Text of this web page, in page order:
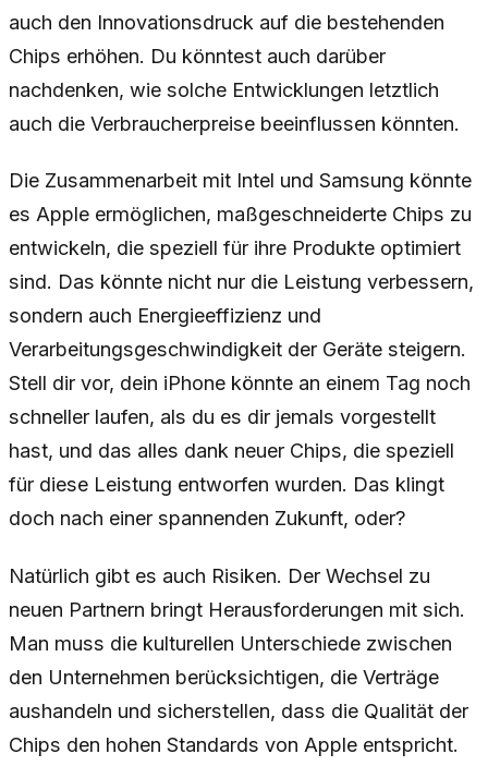
auch den Innovationsdruck auf die bestehenden
Chips erhöhen. Du könntest auch darüber
nachdenken, wie solche Entwicklungen letztlich
auch die Verbraucherpreise beeinflussen könnten.
Die Zusammenarbeit mit Intel und Samsung könnte
es Apple ermöglichen, maßgeschneiderte Chips zu
entwickeln, die speziell für ihre Produkte optimiert
sind. Das könnte nicht nur die Leistung verbessern,
sondern auch Energieeffizienz und
Verarbeitungsgeschwindigkeit der Geräte steigern.
Stell dir vor, dein iPhone könnte an einem Tag noch
schneller laufen, als du es dir jemals vorgestellt
hast, und das alles dank neuer Chips, die speziell
für diese Leistung entworfen wurden. Das klingt
doch nach einer spannenden Zukunft, oder?
Natürlich gibt es auch Risiken. Der Wechsel zu
neuen Partnern bringt Herausforderungen mit sich.
Man muss die kulturellen Unterschiede zwischen
den Unternehmen berücksichtigen, die Verträge
aushandeln und sicherstellen, dass die Qualität der
Chips den hohen Standards von Apple entspricht.